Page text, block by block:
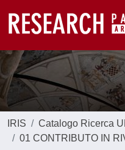
IRIS
Catalogo Ricerca
01 CONTRIBUTO IN